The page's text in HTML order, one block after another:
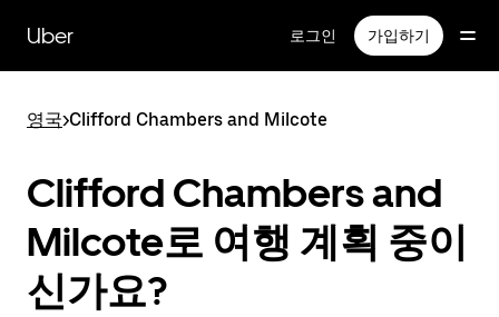
Uber 로그인 가입하기
영국>Clifford Chambers and Milcote
Clifford Chambers and
Milcote로 여행 계획 중이
신가요?